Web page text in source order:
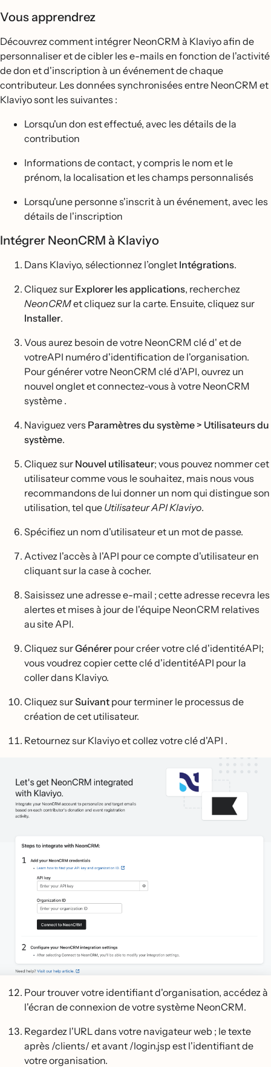
Vous apprendrez
Découvrez comment intégrer NeonCRM à Klaviyo afin de
personnaliser et de cibler les e-mails en fonction de l'activité
de don et d'inscription à un événement de chaque
contributeur. Les données synchronisées entre NeonCRM et
Klaviyo sont les suivantes :
Lorsqu'un don est effectué, avec les détails de la
contribution
Informations de contact, y compris le nom et le
prénom, la localisation et les champs personnalisés
Lorsqu'une personne s'inscrit à un événement, avec les
détails de l'inscription
Intégrer NeonCRM à Klaviyo
Dans Klaviyo, sélectionnez l’onglet Intégrations.
Cliquez sur Explorer les applications, recherchez
NeonCRMet cliquez sur la carte. Ensuite, cliquez sur
Installer.
Vous aurez besoin de votre NeonCRM clé d' et de
votreAPI numéro d'identification de l'organisation.
Pour générer votre NeonCRM clé d'API, ouvrez un
nouvel onglet et connectez-vous à votre NeonCRM
système .
Naviguez vers Paramètres du système > Utilisateurs du
système.
Cliquez sur Nouvel utilisateur; vous pouvez nommer cet
utilisateur comme vous le souhaitez, mais nous vous
recommandons de lui donner un nom qui distingue son
utilisation, tel que Utilisateur APIKlaviyo.
Spécifiez un nom d'utilisateur et un mot de passe.
Activez l'accès à l'API pour ce compte d'utilisateur en
cliquant sur la case à cocher.
Saisissez une adresse e-mail ; cette adresse recevra les
alertes et mises à jour de l'équipe NeonCRM relatives
au site API.
Cliquez surGénérer pour créer votre clé d'identitéAPI;
vous voudrez copier cette clé d'identitéAPI pour la
coller dans Klaviyo.
Cliquez surSuivant pour terminer le processus de
création de cet utilisateur.
Retournez sur Klaviyo et collez votre clé d'API .
Pour trouver votre identifiant d'organisation, accédez à
l'écran de connexion de votre système NeonCRM.
Regardez l'URL dans votre navigateur web ; le texte
après /clients/ et avant /login.jsp est l'identifiant de
votre organisation.